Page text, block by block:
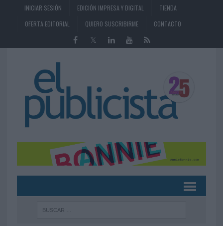
INICIAR SESIÓN EDICIÓN IMPRESA Y DIGITAL
TIENDA
OFERTA EDITORIAL
QUIERO SUSCRIBIRME CONTACTO